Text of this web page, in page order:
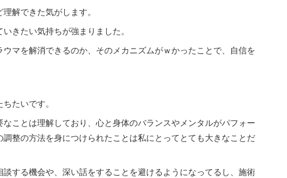
解できた気がします。
きたい気持ちが強まりました。
マを解消できるのか、そのメカニズムがｗかったことで、自信を
たいです。
ことは理解しており、心と身体のバランスやメンタルがパフォー
整の方法を身につけられたことは私にとってとても大きなことだ
する機会や、深い話をすることを避けるようになってるし、施術